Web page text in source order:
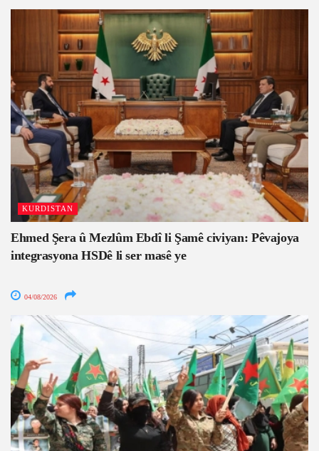
KURDISTAN
Ehmed Şera û Mezlûm Ebdî li Şamê civiyan: Pêvajoya
integrasyona HSDê li ser masê ye
04/08/2026